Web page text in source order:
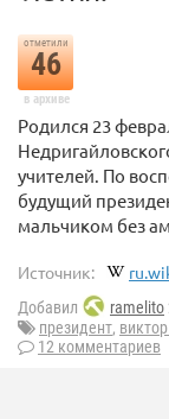
отметили
46
в архиве
Родился 23
учителей. По
будущий
мальчиком без
Источник:
Добавил ramelito
президент,
12 комментариев